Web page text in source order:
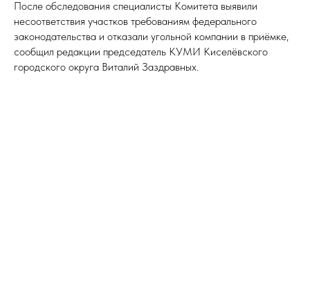
После обследования специалисты Комитета выявили
несоответствия участков требованиям федерального
законодательства и отказали угольной компании в приёмке,
сообщил редакции председатель КУМИ Киселёвского
городского округа Виталий Заздравных.